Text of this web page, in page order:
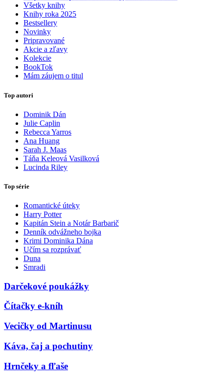
Všetky knihy
Knihy roka 2025
Bestsellery
Novinky
Pripravované
Akcie a zľavy
Kolekcie
BookTok
Mám záujem o titul
Top autori
Dominik Dán
Julie Caplin
Rebecca Yarros
Ana Huang
Sarah J. Maas
Táňa Keleová Vasilková
Lucinda Riley
Top série
Romantické úteky
Harry Potter
Kapitán Stein a Notár Barbarič
Denník odvážneho bojka
Krimi Dominika Dána
Učím sa rozprávať
Duna
Smradi
Darčekové poukážky
Čítačky e-kníh
Vecičky od Martinusu
Káva, čaj a pochutiny
Hrnčeky a fľaše